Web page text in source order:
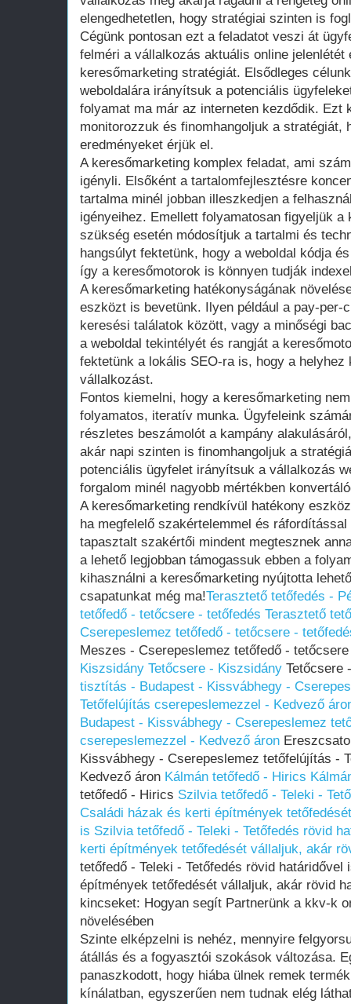
elengedhetetlen, hogy stratégiai szinten is
Cégünk pontosan ezt a feladatot veszi át
felméri a vállalkozás aktuális online jelenlétét
keresőmarketing stratégiát. Elsődleges
weboldalára irányítsuk a potenciális
folyamat ma már az interneten kezdődik. Ezt
monitorozzuk és finomhangoljuk a stratégiát,
eredményeket érjük el.
A keresőmarketing komplex feladat, ami
igényli. Elsőként a tartalomfejlesztésre
tartalma minél jobban illeszkedjen a
igényeihez. Emellett folyamatosan figyeljük
szükség esetén módosítjuk a tartalmi és
hangsúlyt fektetünk, hogy a weboldal kódja
így a keresőmotorok is könnyen tudják
A keresőmarketing hatékonyságának
eszközt is bevetünk. Ilyen például a pay-per-
keresési találatok között, vagy a minőségi
a weboldal tekintélyét és rangját a
fektetünk a lokális SEO-ra is, hogy a
vállalkozást.
Fontos kiemelni, hogy a keresőmarketing
folyamatos, iteratív munka. Ügyfeleink
részletes beszámolót a kampány
akár napi szinten is finomhangoljuk a
potenciális ügyfelet irányítsuk a vállalkozás
forgalom minél nagyobb mértékben
A keresőmarketing rendkívül hatékony
ha megfelelő szakértelemmel és
tapasztalt szakértői mindent megtesznek
a lehető legjobban támogassuk ebben a
kihasználni a keresőmarketing nyújtotta
csapatunkat még ma!Terasztető tetőfedés -
tetőfedő - tetőcsere - tetőfedés Terasztető
Cserepeslemez tetőfedő - tetőcsere -
Meszes - Cserepeslemez tetőfedő -
Kiszsidány Tetőcsere - Kiszsidány Tetőcsere
tisztítás - Budapest - Kissvábhegy -
Tetőfelújítás cserepeslemezzel - Kedvező
Budapest - Kissvábhegy - Cserepeslemez
cserepeslemezzel - Kedvező áron
Kissvábhegy - Cserepeslemez tetőfelújítás -
Kedvező áron Kálmán tetőfedő - Hirics
tetőfedő - Hirics Szilvia tetőfedő - Teleki -
Családi házak és kerti építmények
is Szilvia tetőfedő - Teleki - Tetőfedés rövid
kerti építmények tetőfedését vállaljuk, akár
tetőfedő - Teleki - Tetőfedés rövid
építmények tetőfedését vállaljuk, akár rövid
kincseket: Hogyan segít Partnerünk a kkv-k
növelésében
Szinte elképzelni is nehéz, mennyire
átállás és a fogyasztói szokások változása.
panaszkodott, hogy hiába ülnek remek
kínálatban, egyszerűen nem tudnak elég